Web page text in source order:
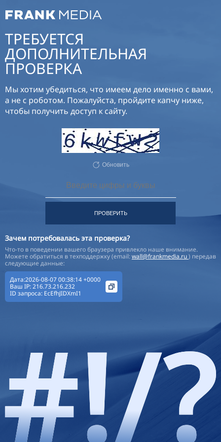
ТРЕБУЕТСЯ
ДОПОЛНИТЕЛЬНАЯ
ПРОВЕРКА
Мы хотим убедиться, что имеем дело именно с вами,
а не с роботом. Пожалуйста, пройдите капчу ниже,
чтобы получить доступ к сайту.
Обновить
ПРОВЕРИТЬ
Зачем потребовалась эта проверка?
Что-то в поведении вашего браузера привлекло наше внимание.
Можете обратиться в техподдержку (email:wall@frankmedia.ru) передав
следующие данные:
Дата:2026-08-07 00:38:14 +0000
Ваш IP:216.73.216.232
ID запроса: EcEfhJIDXmI1